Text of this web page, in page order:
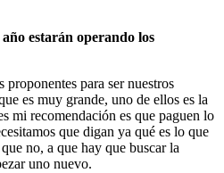
estarán operando los
proponentes para ser nuestros
es muy grande, uno de ellos es la
mi recomendación es que paguen lo
que digan ya qué es lo que
no, a que hay que buscar la
uno nuevo.